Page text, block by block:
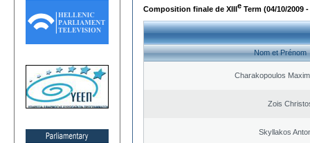
Composition finale de XIIIe Term (04/10/2009 -
Nom et Prénom
Charakopoulos
Zois
Skyllakos